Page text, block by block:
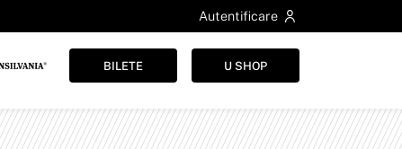
Autentificare
BILETE U SHOP